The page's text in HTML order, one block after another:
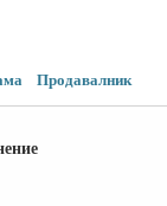
Продавалник